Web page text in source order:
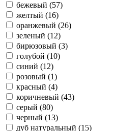
бежевый (57)
желтый (16)
оранжевый (26)
зеленый (12)
бирюзовый (3)
голубой (10)
синий (12)
розовый (1)
красный (4)
коричневый (43)
серый (80)
черный (13)
дуб натуральный (15)